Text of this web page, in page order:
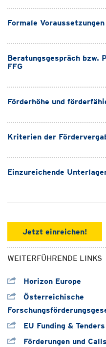
Formale Voraussetzungen
Beratungsgespräch bzw.
FFG
Förderhöhe und
Kriterien der
Einzureichende
Jetzt einreichen!
WEITERFÜHRENDE LINKS
Horizon Europe
Österreichische
EU Funding &
Förderungen und